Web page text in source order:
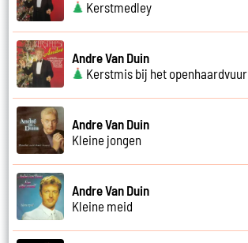
Kerstmedley
Andre Van Duin
Kerstmis bij het openhaardvuur
Andre Van Duin
Kleine jongen
Andre Van Duin
Kleine meid